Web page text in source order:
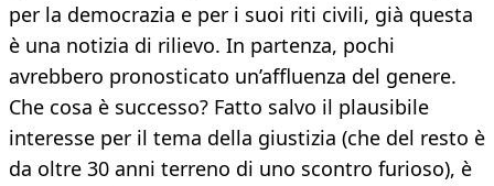
per la democrazia e per i suoi riti civili, già questa
è una notizia di rilievo. In partenza, pochi
avrebbero pronosticato un’affluenza del genere.
Che cosa è successo? Fatto salvo il plausibile
interesse per il tema della giustizia (che del resto è
da oltre 30 anni terreno di uno scontro furioso), è